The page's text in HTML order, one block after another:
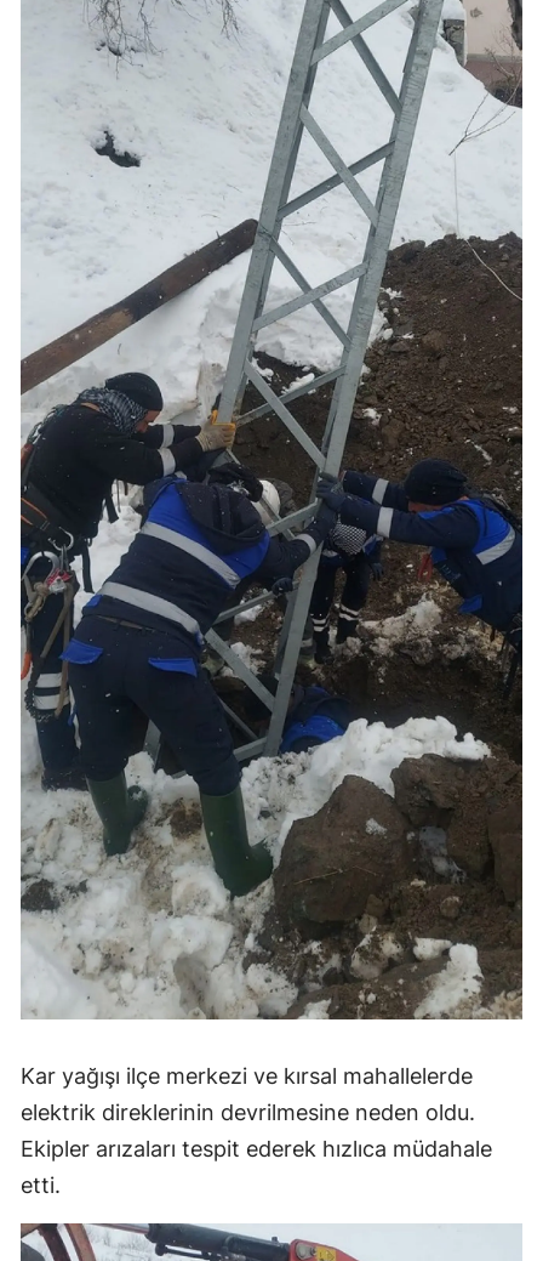
Kar yağışı ilçe merkezi ve kırsal mahallelerde
elektrik direklerinin devrilmesine neden oldu.
Ekipler arızaları tespit ederek hızlıca müdahale
etti.